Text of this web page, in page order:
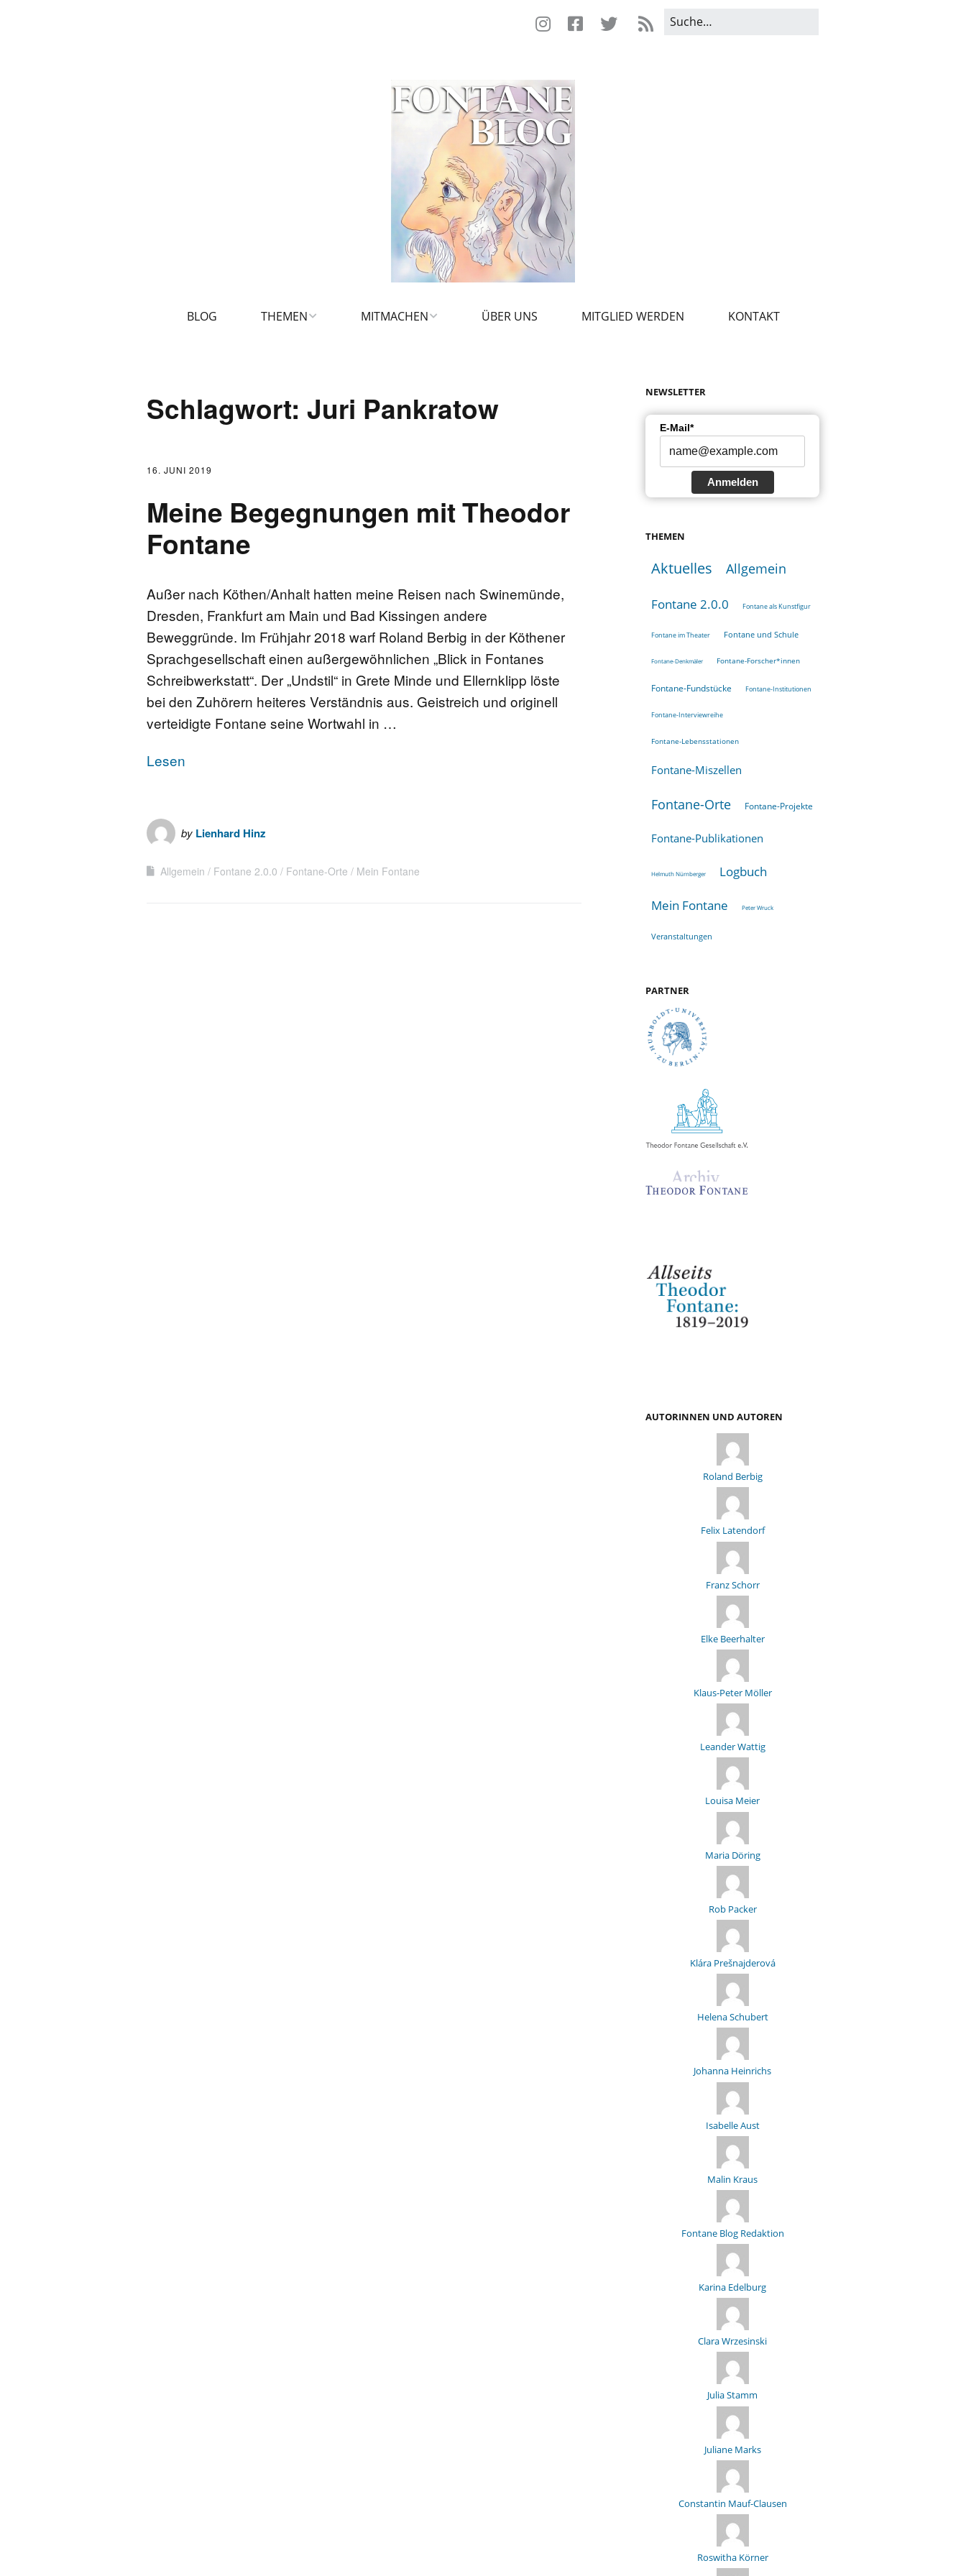
BLOG THEMEN
FONTANE UND SCHULE
FONTANE-INSTITUTIONEN
FONTANE-
LEBENSSTATIONEN
FONTANE-ORTE
MITMACHEN ÜBER UNS MITGLIED WERDEN KONTAKT
Schlagwort: Juri Pankratow
16. JUNI 2019
Meine Begegnungen mit Theodor
Fontane
Außer nach Köthen/Anhalt hatten meine Reisen nach Swinemünde,
Dresden, Frankfurt am Main und Bad Kissingen andere
Beweggründe. Im Frühjahr 2018 warf Roland Berbig in der Köthener
Sprachgesellschaft einen außergewöhnlichen „Blick in Fontanes
Schreibwerkstatt“. Der „Undstil“ in Grete Minde und Ellernklipp löste
bei den Zuhörern heiteres Verständnis aus. Geistreich und originell
verteidigte Fontane seine Wortwahl in …
Lesen
by Lienhard Hinz
Allgemein Fontane 2.0.0 Fontane-Orte Mein Fontane
NEWSLETTER
E-Mail*
Anmelden
THEMEN
Aktuelles Allgemein
Fontane 2.0.0 Fontane als Kunstfigur
Fontane im Theater Fontane und Schule
Fontane-Denkmäler Fontane-Forscher*innen
Fontane-Fundstücke Fontane-Institutionen
Fontane-Interviewreihe
Fontane-Lebensstationen
Fontane-Miszellen
Fontane-Orte Fontane-Projekte
Fontane-Publikationen
Helmuth Nürnberger Logbuch
Mein Fontane Peter Wruck
Veranstaltungen
PARTNER
AUTORINNEN UND AUTOREN
Roland Berbig
Felix Latendorf
Franz Schorr
Elke Beerhalter
Klaus-Peter Möller
Leander Wattig
Louisa Meier
Maria Döring
Rob Packer
Klára Prešnajderová
Helena Schubert
Johanna Heinrichs
Isabelle Aust
Malin Kraus
Fontane Blog Redaktion
Karina Edelburg
Clara Wrzesinski
Julia Stamm
Juliane Marks
Constantin Mauf-Clausen
Roswitha Körner